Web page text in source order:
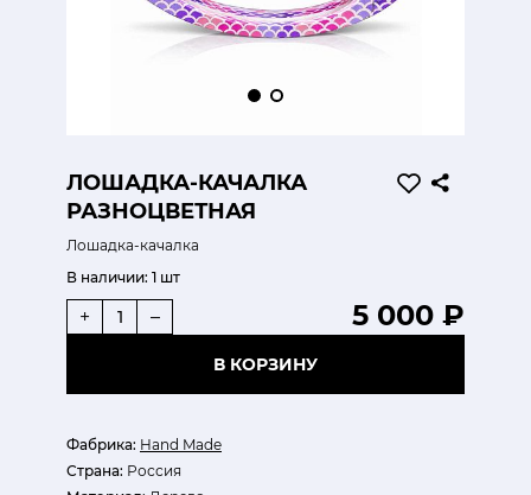
ЛОШАДКА-КАЧАЛКА
РАЗНОЦВЕТНАЯ
Лошадка-качалка
Фабрика: Hand Made
Страна: Россия
В наличии: 1 шт
5 000 ₽
+ –
В КОРЗИНУ